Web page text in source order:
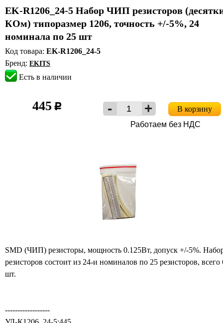
EK-R1206_24-5 Набор ЧИП резисторов
КОм) типоразмер 1206, точность +/-5%, 24
номинала по 25 шт
Код товара: EK-R1206_24-5
Бренд: EKITS
Есть в наличии
445 c
В корзину
Работаем без НДС
SMD (ЧИП) резисторы, мощность 0.125Вт, допуск +/-5%.
резисторов состоит из 24-и номиналов по 25 резисторов, всего
шт.
------------------